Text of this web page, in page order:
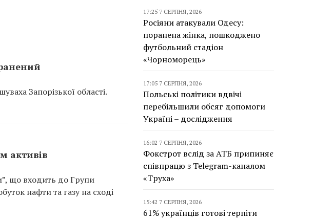
Запорізької області.
активів
що входить до Групи
нафти та газу на сході
17:25 7 СЕРПНЯ, 2026
Росіяни атакували Одесу:
поранена жінка, пошкоджено
футбольний стадіон
«Чорноморець»
17:05 7 СЕРПНЯ, 2026
Польські політики вдвічі
перебільшили обсяг допомоги
Україні – дослідження
16:02 7 СЕРПНЯ, 2026
Фокстрот вслід за АТБ припиняє
співпрацю з Telegram-каналом
«Труха»
15:42 7 СЕРПНЯ, 2026
61% українців готові терпіти